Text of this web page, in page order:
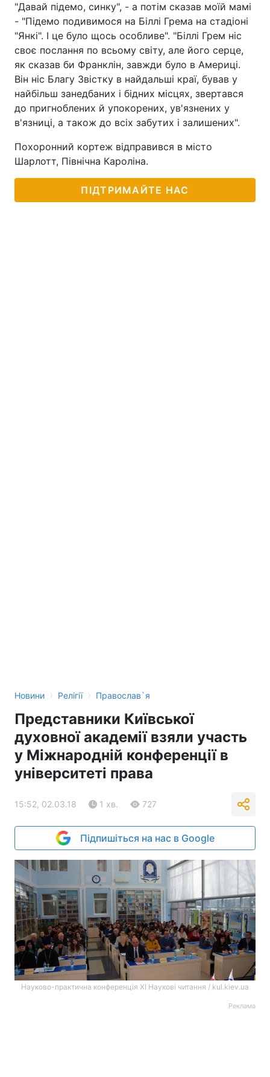
"Давай підемо, синку", - а потім сказав моїй мамі
- "Підемо подивимося на Біллі Грема на стадіоні
"Янкі". І це було щось особливе". "Біллі Грем ніс
своє послання по всьому світу, але його серце,
як сказав би Франклін, завжди було в Америці.
Він ніс Благу Звістку в найдальші краї, бував у
найбільш занедбаних і бідних місцях, звертався
до пригноблених й упокорених, ув'язнених у
в'язниці, а також до всіх забутих і залишених".
Похоронний кортеж відправився в місто
Шарлотт, Північна Кароліна.
ПІДТРИМАЙТЕ НАС
Новини › Релігії › Православ`я
Представники Київської
духовної академії взяли участь
у Міжнародній конференції в
університеті права
15:52, 02.03.18 1 хв. 727
Підпишіться на нас в Google
Науково-практична конференція ХІ Наукові читання / kul.kiev.ua
Реклама